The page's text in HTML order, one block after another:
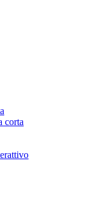
corta